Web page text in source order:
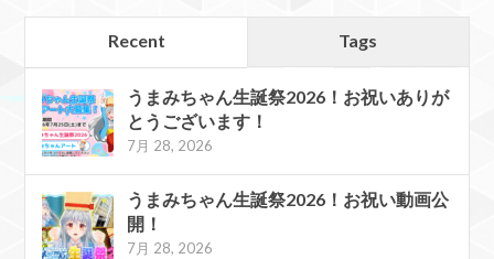
Recent Tags
うまみちゃん生誕祭2026！お祝いありが
とうございます！
7月 28, 2026
うまみちゃん生誕祭2026！お祝い動画公
開！
7月 28, 2026